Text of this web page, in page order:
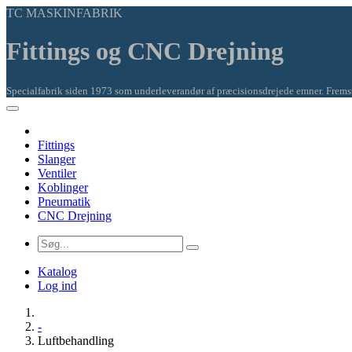
TC MASKINFABRIK
Fittings og CNC Drejning
Specialfabrik siden 1973 som underleverandør af præcisionsdrejede emner.
Fittings
Slanger
Ventiler
Koblinger
Pneumatik
CNC Drejning
Katalog
Log ind
-
Luftbehandling